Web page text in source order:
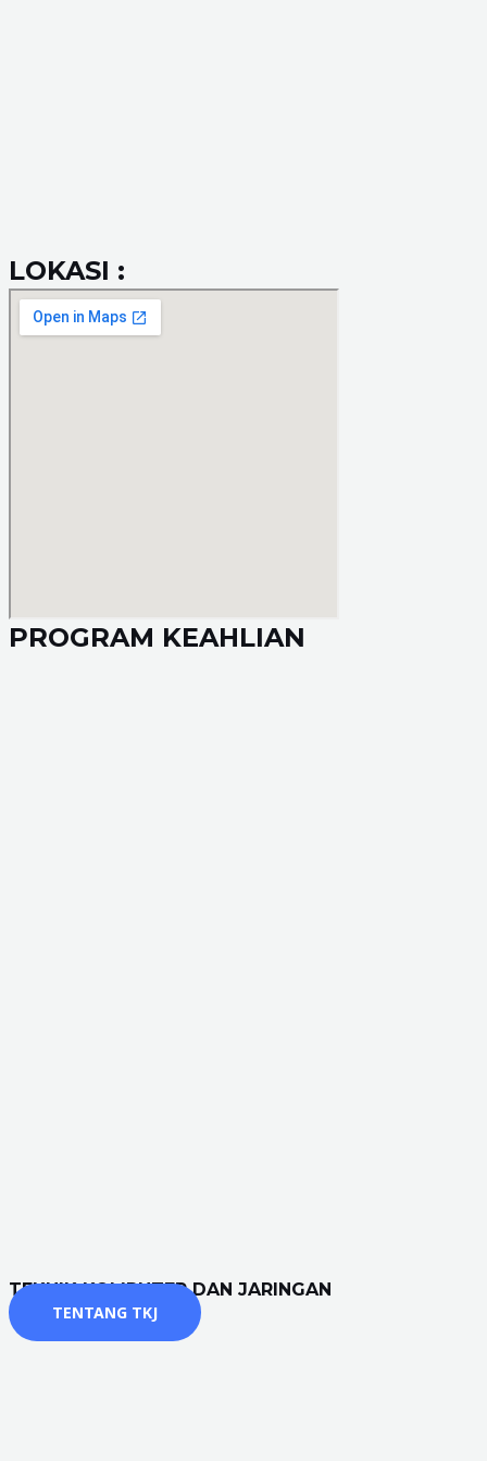
LOKASI :
PROGRAM KEAHLIAN
TEKNIK KOMPUTER DAN JARINGAN
TENTANG TKJ